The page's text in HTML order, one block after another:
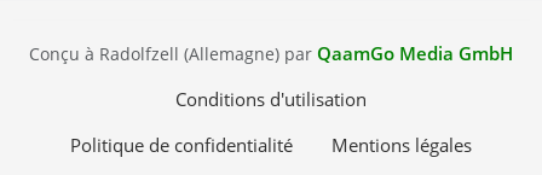
Conçu à Radolfzell (Allemagne) par QaamGo Media GmbH
Conditions d'utilisation
Politique de confidentialité
Mentions légales